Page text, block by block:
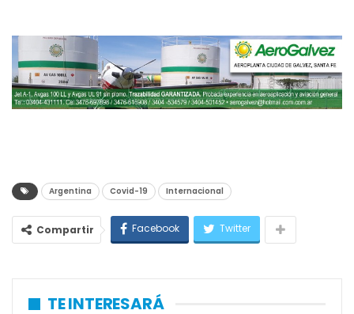
Argentina Covid-19 Internacional
Compartir Facebook Twitter
TE INTERESARÁ